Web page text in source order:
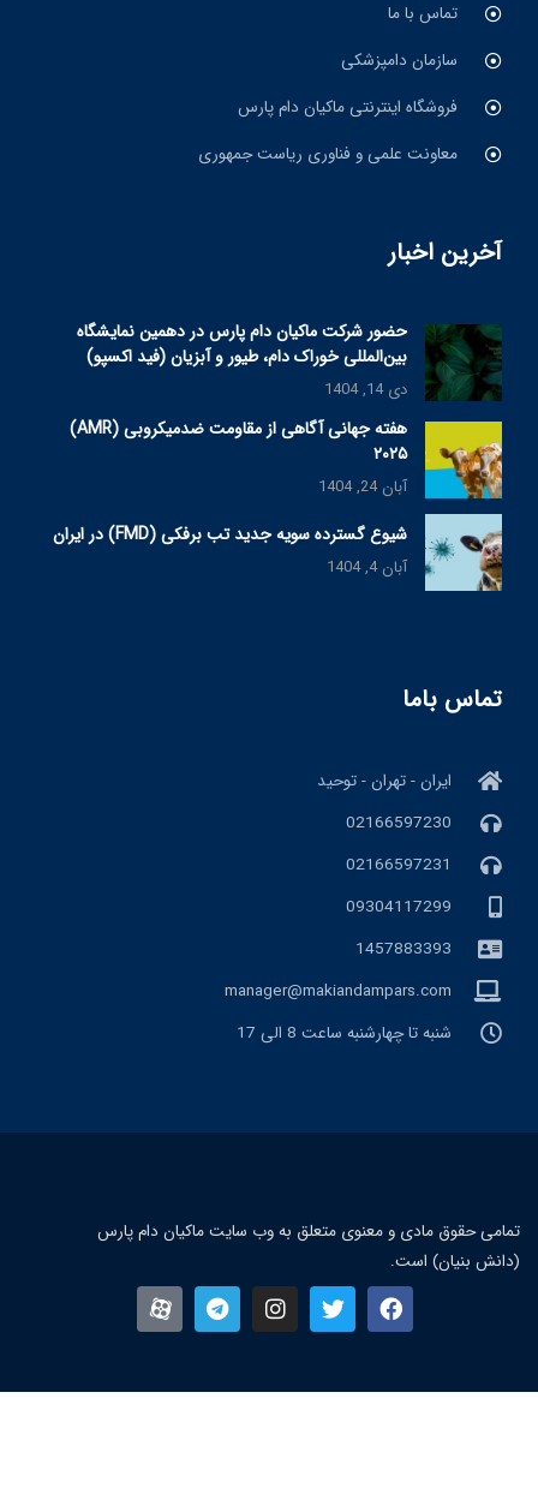
تماس با ما
سازمان دامپزشکی
فروشگاه اینترنتی ماکیان دام پارس
معاونت علمی و فناوری ریاست جمهوری
آخرین اخبار
حضور شرکت ماکیان دام پارس در دهمین نمایشگاه
بین‌المللی خوراک دام، طیور و آبزیان (فید اکسپو)
دی 14, 1404
هفته جهانی آگاهی از مقاومت ضدمیکروبی (AMR)
۲۰۲۵
آبان 24, 1404
شیوع گسترده سویه جدید تب برفکی (FMD) در ایران
آبان 4, 1404
تماس باما
ایران - تهران - توحید
02166597230
02166597231
09304117299
1457883393
manager@makiandampars.com
شنبه تا چهارشنبه ساعت 8 الی 17
حقوق مادی و معنوی متعلق به وب سایت ماکیان دام پارس
بنیان) است.